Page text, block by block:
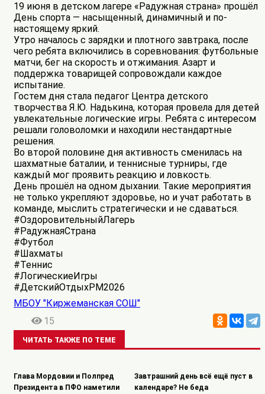
19 июня в детском лагере «Радужная страна» прошёл
День спорта — насыщенный, динамичный и по-
настоящему яркий.
Утро началось с зарядки и плотного завтрака, после
чего ребята включились в соревнования: футбольные
матчи, бег на скорость и отжимания. Азарт и
поддержка товарищей сопровождали каждое
испытание.
Гостем дня стала педагог Центра детского
творчества Я.Ю. Надькина, которая провела для детей
увлекательные логические игры. Ребята с интересом
решали головоломки и находили нестандартные
решения.
Во второй половине дня активность сменилась на
шахматные баталии, и теннисные турниры, где
каждый мог проявить реакцию и ловкость.
День прошёл на одном дыхании. Такие мероприятия
не только укрепляют здоровье, но и учат работать в
команде, мыслить стратегически и не сдаваться.
#ОздоровительныйЛагерь
#РадужнаяСтрана
#Футбол
#Шахматы
#Теннис
#ЛогическиеИгры
#ДетскийОтдыхРМ2026
МБОУ "Киржеманская СОШ"
15
ЧИТАТЬ ТАКЖЕ ПО ТЕМЕ
Глава Мордовии и Полпред
Президента в ПФО наметили
Завтрашний день всё ещё пуст в
календаре? Не беда